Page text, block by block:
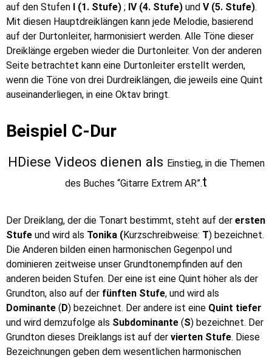
auf den Stufen I (1. Stufe) ; IV (4. Stufe) und V (5. Stufe).
Mit diesen Hauptdreiklängen kann jede Melodie, basierend
auf der Durtonleiter, harmonisiert werden. Alle Töne dieser
Dreiklänge ergeben wieder die Durtonleiter. Von der anderen
Seite betrachtet kann eine Durtonleiter erstellt werden,
wenn die Töne von drei Durdreiklängen, die jeweils eine Quint
auseinanderliegen, in eine Oktav bringt.
Beispiel C-Dur
HDiese Videos dienen als Einstieg, in die Themen
des Buches “Gitarre Extrem AR”.t
Der Dreiklang, der die Tonart bestimmt, steht auf der ersten
Stufe und wird als Tonika (Kurzschreibweise: T) bezeichnet.
Die Anderen bilden einen harmonischen Gegenpol und
dominieren zeitweise unser Grundtonempfinden auf den
anderen beiden Stufen. Der eine ist eine Quint höher als der
Grundton, also auf der fünften Stufe, und wird als
Dominante (D) bezeichnet. Der andere ist eine Quint tiefer
und wird demzufolge als Subdominante (S) bezeichnet. Der
Grundton dieses Dreiklangs ist auf der vierten Stufe. Diese
Bezeichnungen geben dem wesentlichen harmonischen